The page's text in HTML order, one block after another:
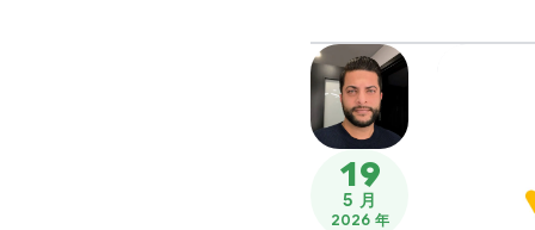
19
5 月
2026 年